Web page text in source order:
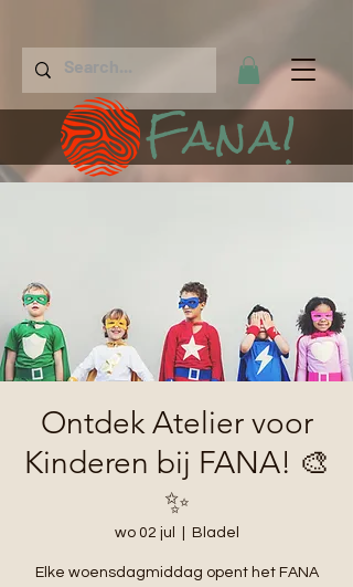
Fana!
Ontdek Atelier voor
Kinderen bij FANA! 🎨
✨
wo 02 jul Bladel
Elke woensdagmiddag opent het FANA